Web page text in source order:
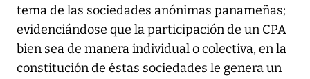
tema de las sociedades anónimas panameñas;
evidenciándose que la participación de un CPA
bien sea de manera individual o colectiva, en la
constitución de éstas sociedades le genera un